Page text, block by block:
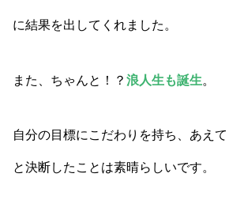
に結果を出してくれました。
また、ちゃんと！？ 浪人生も誕生。
自分の目標にこだわりを持ち、あえ
と決断したことは素晴らしいです。